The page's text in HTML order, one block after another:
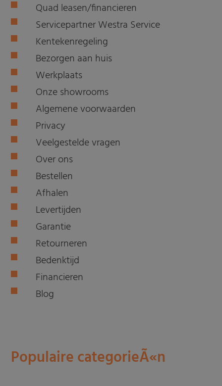
Quad leasen/financieren
Servicepartner Westra Service
Kentekenregeling
Bezorgen aan huis
Werkplaats
Onze showrooms
Algemene voorwaarden
Privacy
Veelgestelde vragen
Over ons
Bestellen
Afhalen
Levertijden
Garantie
Retourneren
Bedenktijd
Financieren
Blog
Populaire categorieÃ«n